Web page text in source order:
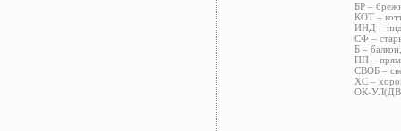
БР –
КОТ –
ИНД –
СФ –
Б –
ПП –
СВОБ –
ХС –
ОК-УЛ(ДВ)